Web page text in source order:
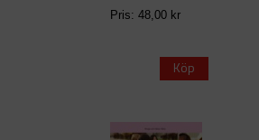
Pris: 48,00 kr
Köp